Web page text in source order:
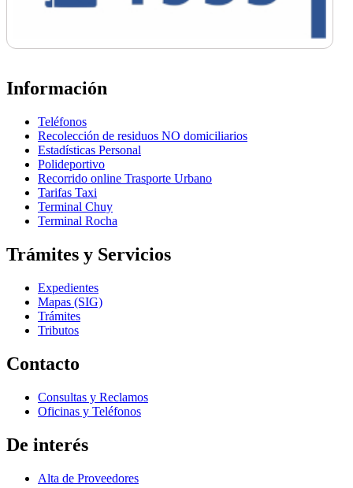
Información
Teléfonos
Recolección de residuos NO domiciliarios
Estadísticas Personal
Polideportivo
Recorrido online Trasporte Urbano
Tarifas Taxi
Terminal Chuy
Terminal Rocha
Trámites y Servicios
Expedientes
Mapas (SIG)
Trámites
Tributos
Contacto
Consultas y Reclamos
Oficinas y Teléfonos
De interés
Alta de Proveedores